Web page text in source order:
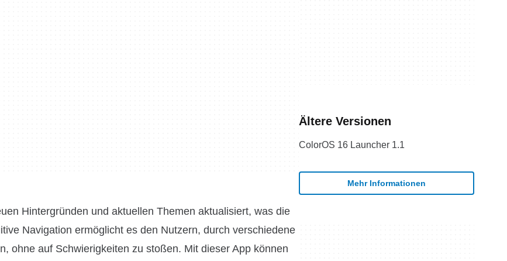
Hintergründen und aktuellen Themen aktualisiert, was die
Navigation ermöglicht es den Nutzern, durch verschiedene
ohne auf Schwierigkeiten zu stoßen. Mit dieser App können
Ältere Versionen
ColorOS 16 Launcher 1.1
Mehr Informationen